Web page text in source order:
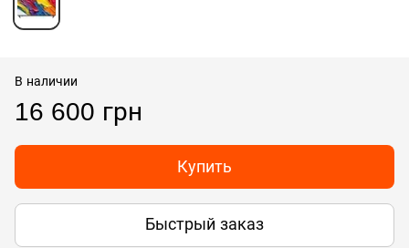
В наличии
16 600 грн
Купить
Быстрый заказ